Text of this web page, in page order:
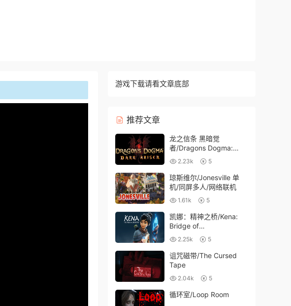
游戏下载请看文章底部
推荐文章
龙之信条 黑暗觉
者/Dragons Dogma:
Dark Arisen
2.23k 5
琼斯维尔/Jonesville 单
机/同屏多人/网络联机
1.61k 5
凯娜：精神之桥/Kena:
Bridge of
Spirits（v1.10）
2.25k 5
诅咒磁带/The Cursed
Tape
2.04k 5
循环室/Loop Room